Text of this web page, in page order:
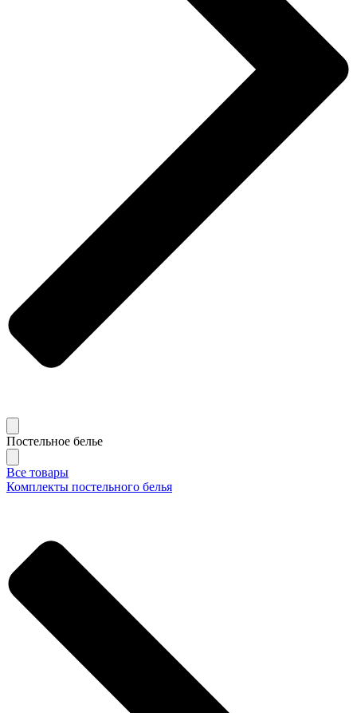
Постельное белье
Все товары
Комплекты постельного белья